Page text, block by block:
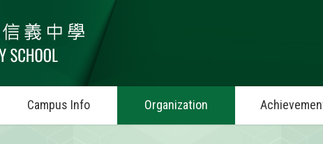
Campus Info Organization